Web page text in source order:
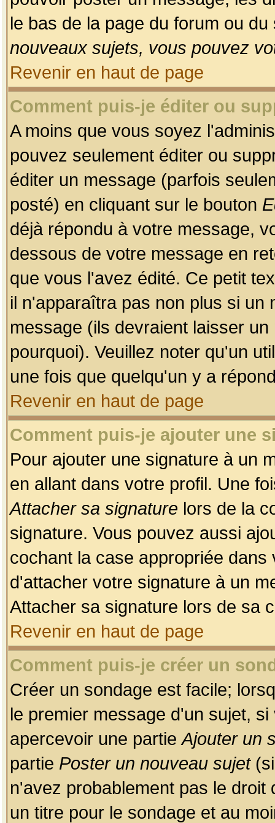
le bas de la page du forum ou
nouveaux sujets, vous pouvez
Revenir en haut de page
Comment puis-je éditer ou
A moins que vous soyez
pouvez seulement éditer ou
éditer un message (parfois
posté) en cliquant sur le bouton
déjà répondu à votre message,
dessous de votre message en
que vous l'avez édité. Ce petit
il n'apparaîtra pas non plus si un
message (ils devraient laisser
pourquoi). Veuillez noter qu'un
une fois que quelqu'un y a
Revenir en haut de page
Comment puis-je ajouter une
Pour ajouter une signature à un
en allant dans votre profil. Une
Attacher sa signature lors de la
signature. Vous pouvez aussi
cochant la case appropriée
d'attacher votre signature à un
Attacher sa signature lors de sa
Revenir en haut de page
Comment puis-je créer un
Créer un sondage est facile;
le premier message d'un sujet,
apercevoir une partieAjouter un
partie Poster un nouveau sujet(si
n'avez probablement pas le
un titre pour le sondage et au